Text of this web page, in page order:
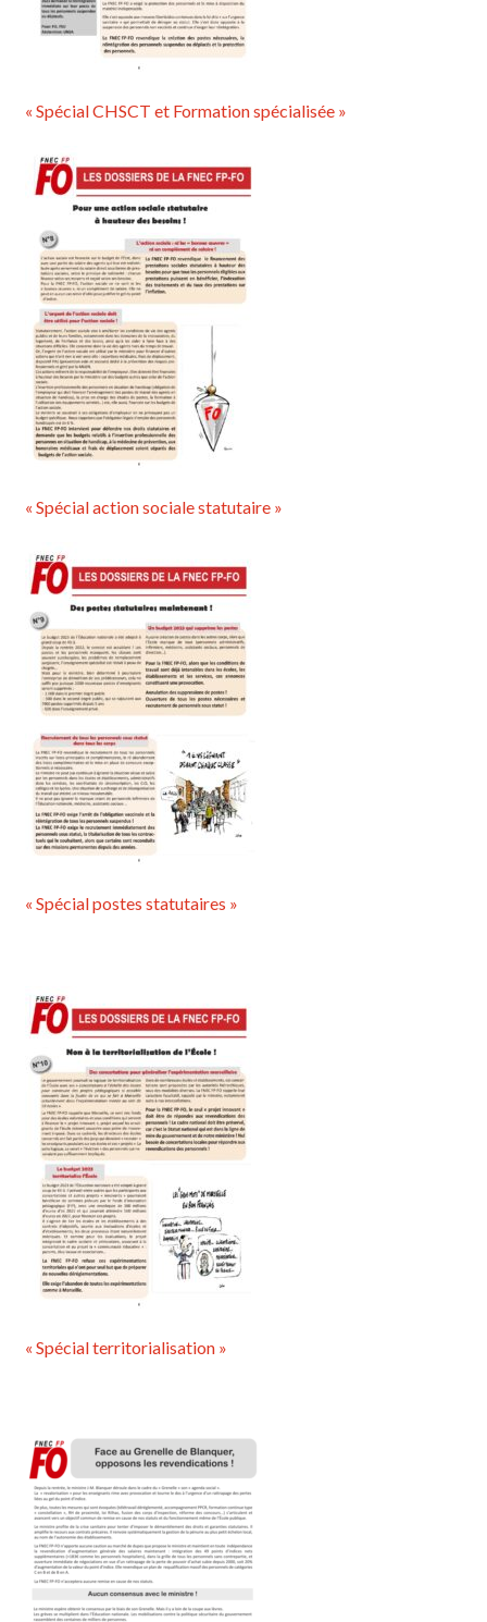
« Spécial CHSCT et Formation spécialisée »
« Spécial action sociale statutaire »
« Spécial postes statutaires »
« Spécial territorialisation »